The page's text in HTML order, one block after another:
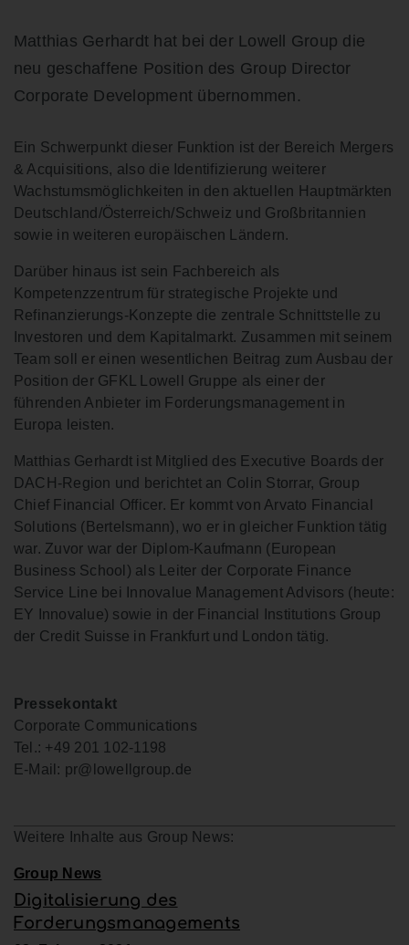
Matthias Gerhardt hat bei der Lowell Group die
neu geschaffene Position des Group Director
Corporate Development übernommen.
Ein Schwerpunkt dieser Funktion ist der Bereich Mergers
& Acquisitions, also die Identifizierung weiterer
Wachstumsmöglichkeiten in den aktuellen Hauptmärkten
Deutschland/Österreich/Schweiz und Großbritannien
sowie in weiteren europäischen Ländern.
Darüber hinaus ist sein Fachbereich als
Kompetenzzentrum für strategische Projekte und
Refinanzierungs-Konzepte die zentrale Schnittstelle zu
Investoren und dem Kapitalmarkt. Zusammen mit seinem
Team soll er einen wesentlichen Beitrag zum Ausbau der
Position der GFKL Lowell Gruppe als einer der
führenden Anbieter im Forderungsmanagement in
Europa leisten.
Matthias Gerhardt ist Mitglied des Executive Boards der
DACH-Region und berichtet an Colin Storrar, Group
Chief Financial Officer. Er kommt von Arvato Financial
Solutions (Bertelsmann), wo er in gleicher Funktion tätig
war. Zuvor war der Diplom-Kaufmann (European
Business School) als Leiter der Corporate Finance
Service Line bei Innovalue Management Advisors (heute:
EY Innovalue) sowie in der Financial Institutions Group
der Credit Suisse in Frankfurt und London tätig.
Pressekontakt
Corporate Communications
Tel.: +49 201 102-1198
E-Mail: pr@lowellgroup.de
Weitere Inhalte aus Group News:
Group News
Digitalisierung des
Forderungsmanagements